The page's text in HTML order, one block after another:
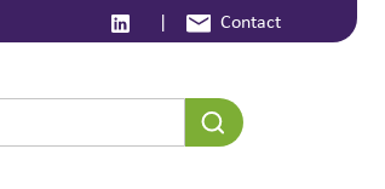
| Contact